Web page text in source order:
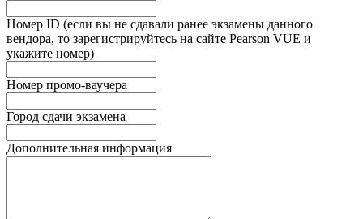
Номер ID (если вы не сдавали ранее экзамены данного
вендора, то зарегистрируйтесь на сайте Pearson VUE и
укажите номер)
Номер промо-ваучера
Город сдачи экзамена
Дополнительная информация